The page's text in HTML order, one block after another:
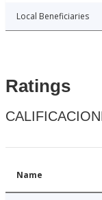
Local Beneficiaries
Ratings
Name